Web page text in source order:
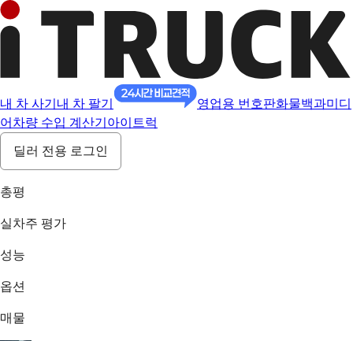
내 차 사기 내 차 팔기 영업용 번호판화물백과미디
어 차량 수입 계산기 아이트럭
딜러 전용 로그인
총평
실차주 평가
성능
옵션
매물